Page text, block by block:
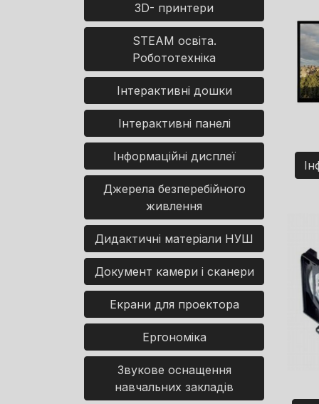
3D- принтери
STEAM освіта.
Робототехніка
Інтерактивні дошки
Інтерактивні панелі
Інформаційні дисплеї
Джерела безперебійного
живлення
Дидактичні матеріали НУШ
Документ камери і сканери
Екрани для проектора
Ергономіка
Звукове оснащення
навчальних закладів